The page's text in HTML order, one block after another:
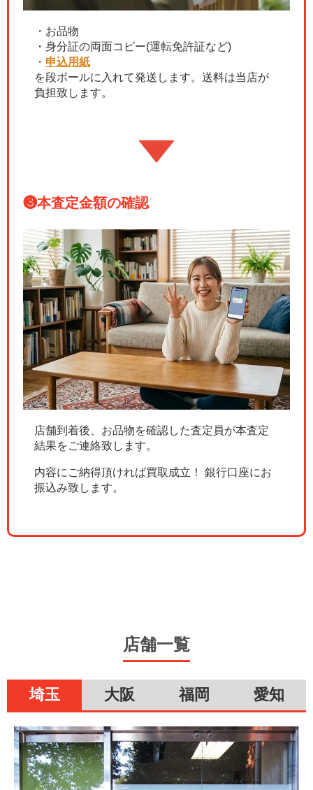
・お品物
・身分証の両面コピー(運転免許証など)
・ 申込用紙
を段ボールに入れて発送します。送料は当店が
負担致します。
❸本査定金額の確認
店舗到着後、お品物を確認した査定員が本査定
結果をご連絡致します。
内容にご納得頂ければ買取成立！ 銀行口座にお
振込み致します。
店舗一覧
埼玉 大阪 福岡 愛知